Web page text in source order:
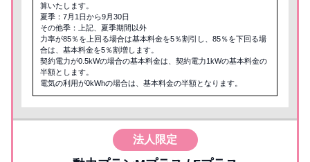
算いたします。
夏季：7月1日から9月30日
その他季：上記、夏季期間以外
力率が85％を上回る場合は基本料金を5％割引し、85％を下回る場
合は、基本料金を5％割増します。
契約電力が0.5kWの場合の基本料金は、契約電力1kWの基本料金の
半額とします。
電気の利用が0kWhの場合は、基本料金の半額となります。
法人限定